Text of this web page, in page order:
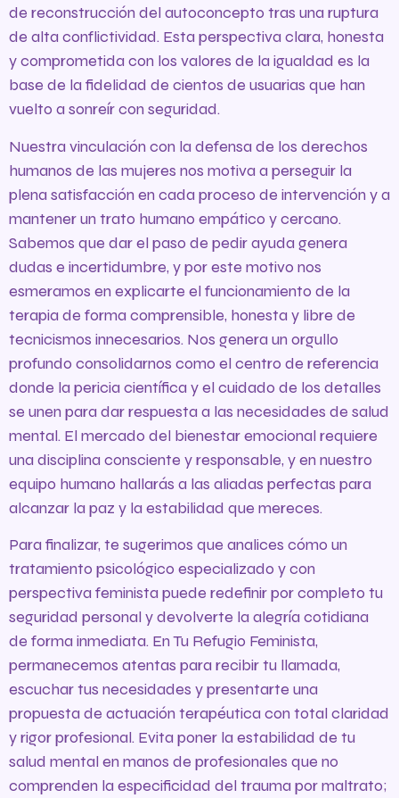
de reconstrucción del autoconcepto tras una ruptura
de alta conflictividad. Esta perspectiva clara, honesta
y comprometida con los valores de la igualdad es la
base de la fidelidad de cientos de usuarias que han
vuelto a sonreír con seguridad.
Nuestra vinculación con la defensa de los derechos
humanos de las mujeres nos motiva a perseguir la
plena satisfacción en cada proceso de intervención y a
mantener un trato humano empático y cercano.
Sabemos que dar el paso de pedir ayuda genera
dudas e incertidumbre, y por este motivo nos
esmeramos en explicarte el funcionamiento de la
terapia de forma comprensible, honesta y libre de
tecnicismos innecesarios. Nos genera un orgullo
profundo consolidarnos como el centro de referencia
donde la pericia científica y el cuidado de los detalles
se unen para dar respuesta a las necesidades de salud
mental. El mercado del bienestar emocional requiere
una disciplina consciente y responsable, y en nuestro
equipo humano hallarás a las aliadas perfectas para
alcanzar la paz y la estabilidad que mereces.
Para finalizar, te sugerimos que analices cómo un
tratamiento psicológico especializado y con
perspectiva feminista puede redefinir por completo tu
seguridad personal y devolverte la alegría cotidiana
de forma inmediata. En Tu Refugio Feminista,
permanecemos atentas para recibir tu llamada,
escuchar tus necesidades y presentarte una
propuesta de actuación terapéutica con total claridad
y rigor profesional. Evita poner la estabilidad de tu
salud mental en manos de profesionales que no
comprenden la especificidad del trauma por maltrato;